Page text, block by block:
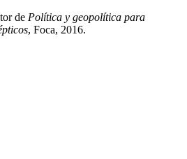
de Política y geopolítica para
, Foca, 2016.